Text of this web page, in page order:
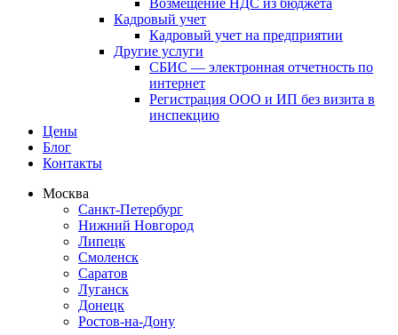
Возмещение НДС из бюджета
Кадровый учет
Кадровый учет на предприятии
Другие услуги
СБИС — электронная отчетность по
интернет
Регистрация ООО и ИП без визита в
инспекцию
Цены
Блог
Контакты
Москва
Санкт-Петербург
Нижний Новгород
Липецк
Смоленск
Саратов
Луганск
Донецк
Ростов-на-Дону